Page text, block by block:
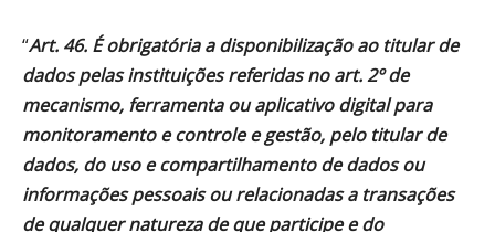
“Art. 46. É obrigatória a disponibilização ao titular de
dados pelas instituições referidas no art. 2º de
mecanismo, ferramenta ou aplicativo digital para
monitoramento e controle e gestão, pelo titular de
dados, do uso e compartilhamento de dados ou
informações pessoais ou relacionadas a transações
de qualquer natureza de que participe e do